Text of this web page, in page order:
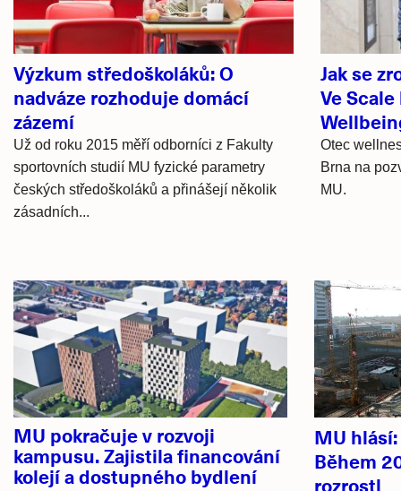
Výzkum středoškoláků: O
nadváze rozhoduje domácí
zázemí
Už od roku 2015 měří odborníci z Fakulty
sportovních studií MU fyzické parametry
českých středoškoláků a přinášejí několik
zásadních...
Jak se
Ve
Otec
Brna na
MU.
Hlavní
novinky
MU pokračuje v rozvoji
kampusu. Zajistila financování
kolejí a dostupného bydlení
MU
Během
rozrostl